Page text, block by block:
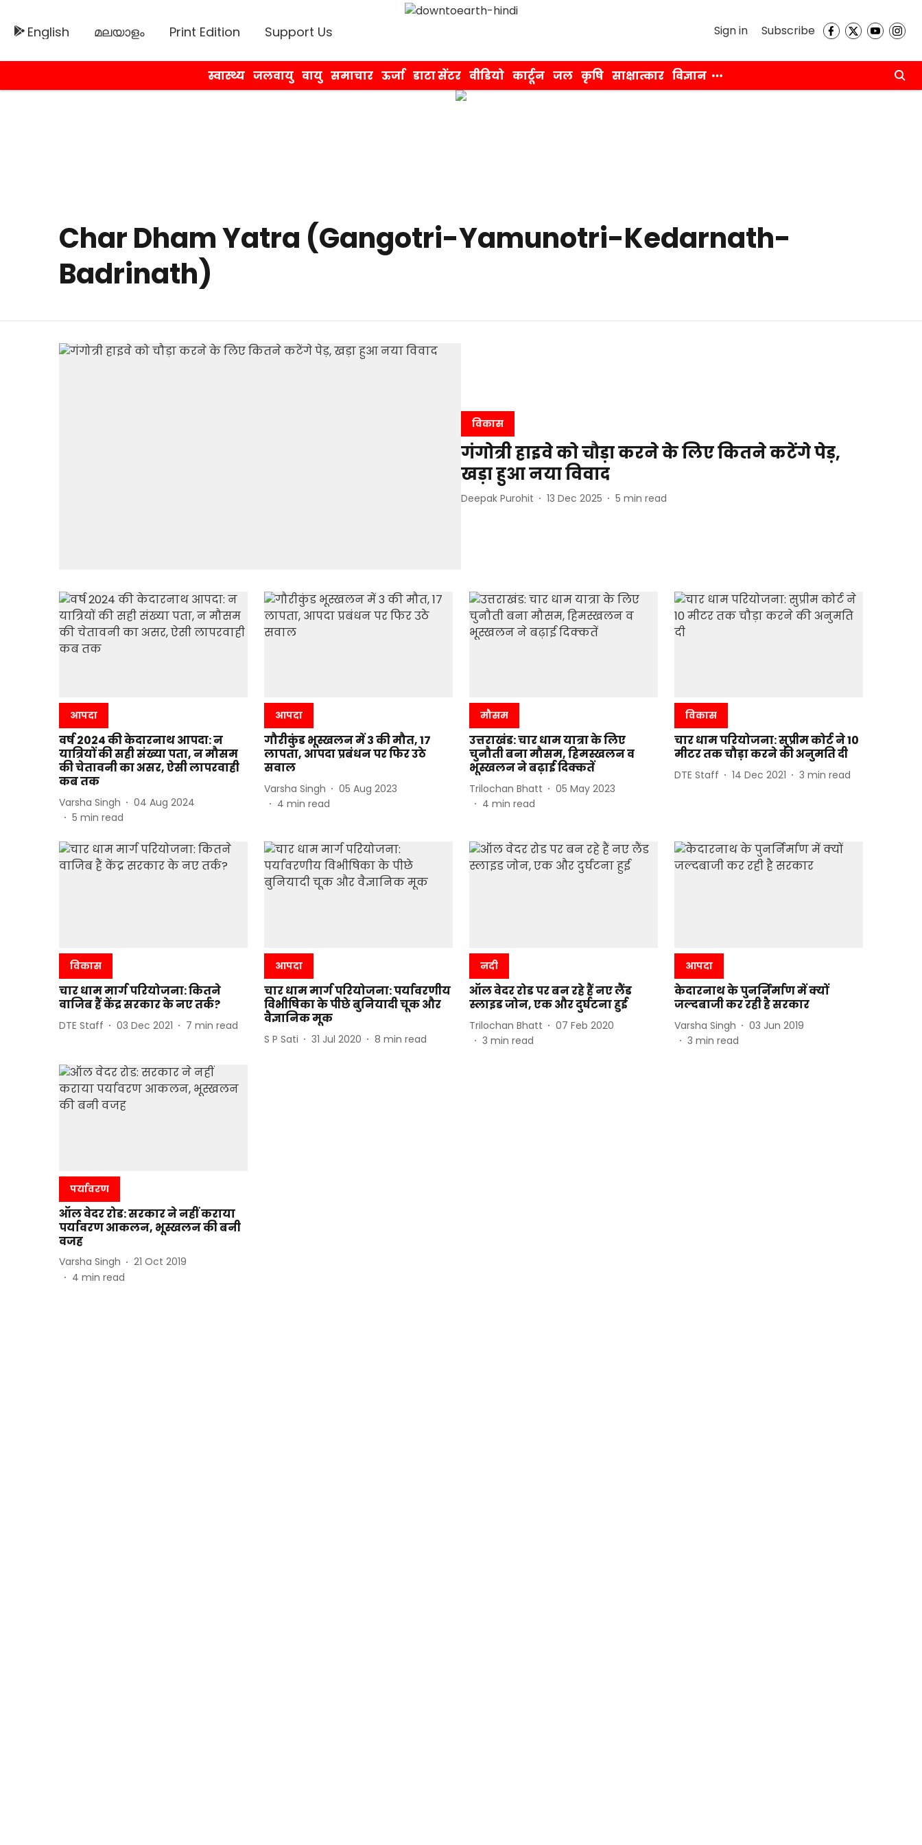
English മലയാളം Print Edition Support Us Sign in Subscribe
स्वास्थ्य जलवायु वायु समाचार ऊर्जा डाटा सेंटर वीडियो कार्टून जल कृषि साक्षात्कार विज्ञान
Char Dham Yatra (Gangotri-Yamunotri-Kedarnath-
Badrinath)
विकास
गंगोत्री हाइवे को चौड़ा करने के लिए कितने कटेंगे पेड़,
खड़ा हुआ नया विवाद
Deepak Purohit 13 Dec 2025 5 min read
आपदा
वर्ष 2024 की केदारनाथ आपदा: न
यात्रियों की सही संख्या पता, न मौसम
की चेतावनी का असर, ऐसी लापरवाही
कब तक
Varsha Singh
04 Aug 2024
5 min read
आपदा
गौरीकुंड भूस्खलन में 3 की मौत, 17
लापता, आपदा प्रबंधन पर फिर उठे
सवाल
Varsha Singh
05 Aug 2023
4 min read
मौसम
उत्तराखंड: चार धाम यात्रा के लिए
चुनौती बना मौसम, हिमस्खलन व
भूस्खलन ने बढ़ाई दिक्कतें
Trilochan Bhatt
05 May 2023
4 min read
विकास
चार धाम परियोजना: सुप्रीम कोर्ट ने 10
मीटर तक चौड़ा करने की अनुमति दी
DTE Staff 14 Dec 2021 3 min read
विकास
चार धाम मार्ग परियोजना: कितने
वाजिब हैं केंद्र सरकार के नए तर्क?
DTE Staff 03 Dec 2021 7 min read
आपदा
चार धाम मार्ग परियोजना: पर्यावरणीय
विभीषिका के पीछे बुनियादी चूक और
वैज्ञानिक मूक
S P Sati 31 Jul 2020 8 min read
नदी
ऑल वेदर रोड पर बन रहे हैं नए लैंड
स्लाइड जोन, एक और दुर्घटना हुई
Trilochan Bhatt
07 Feb 2020
3 min read
आपदा
केदारनाथ के पुनर्निर्माण में क्यों
जल्दबाजी कर रही है सरकार
Varsha Singh
03 Jun 2019
3 min read
पर्यावरण
ऑल वेदर रोड: सरकार ने नहीं कराया
पर्यावरण आकलन, भूस्खलन की बनी
वजह
Varsha Singh
21 Oct 2019
4 min read